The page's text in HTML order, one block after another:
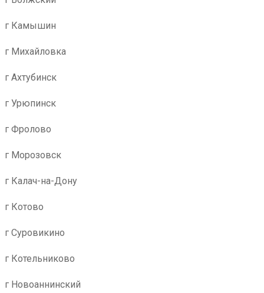
г Камышин
г Михайловка
г Ахтубинск
г Урюпинск
г Фролово
г Морозовск
г Калач-на-Дону
г Котово
г Суровикино
г Котельниково
г Новоаннинский